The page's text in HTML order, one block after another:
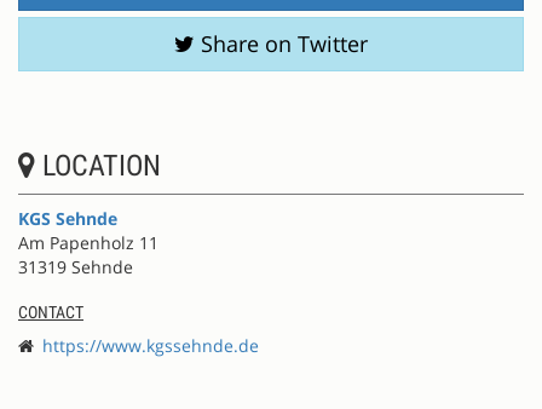
Share on Twitter
LOCATION
KGS Sehnde
Am Papenholz 11
31319 Sehnde
CONTACT
https://www.kgssehnde.de